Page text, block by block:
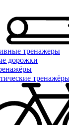
тренажеры
дорожки